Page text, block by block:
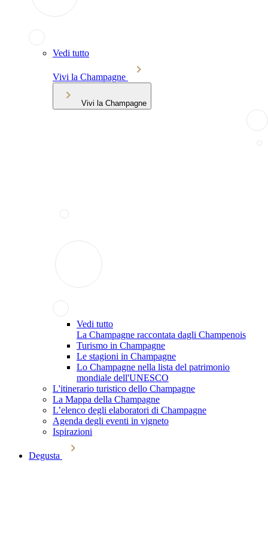
Vedi tutto
Vivi la Champagne
Vivi la Champagne
Vedi tutto
La Champagne raccontata dagli Champenois
Turismo in Champagne
Le stagioni in Champagne
Lo Champagne nella lista del patrimonio
mondiale dell'UNESCO
L'itinerario turistico dello Champagne
La Mappa della Champagne
L’elenco degli elaboratori di Champagne
Agenda degli eventi in vigneto
Ispirazioni
Degusta